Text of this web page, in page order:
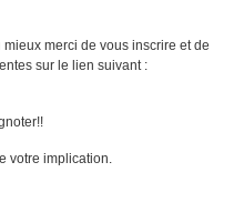
merci de vous inscrire et de
sur le lien suivant :
votre implication.